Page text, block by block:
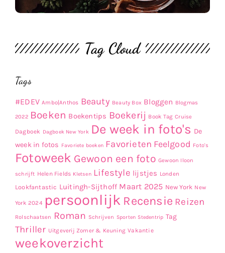
Tag Cloud
Tags
#EDEV Ambo|Anthos Beauty Beauty Box Bloggen Blogmas
2022 Boeken Boekentips Boekerij Book Tag Cruise
Dagboek Dagboek New York De week in foto's De
week in fotos Favoriete boeken Favorieten Feelgood Foto's
Fotoweek Gewoon een foto Gewoon Iloon
schrijft Helen Fields Kletsen Lifestyle lijstjes Londen
Lookfantastic Luitingh-Sijthoff Maart 2025 New York New
York 2024 persoonlijk Recensie Reizen
Rolschaatsen Roman Schrijven Sporten Stedentrip Tag
Thriller Uitgeverij Zomer & Keuning Vakantie
weekoverzicht